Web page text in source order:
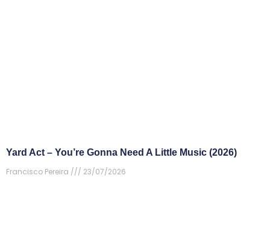
Yard Act – You’re Gonna Need A Little Music (2026)
Francisco Pereira
23/07/2026